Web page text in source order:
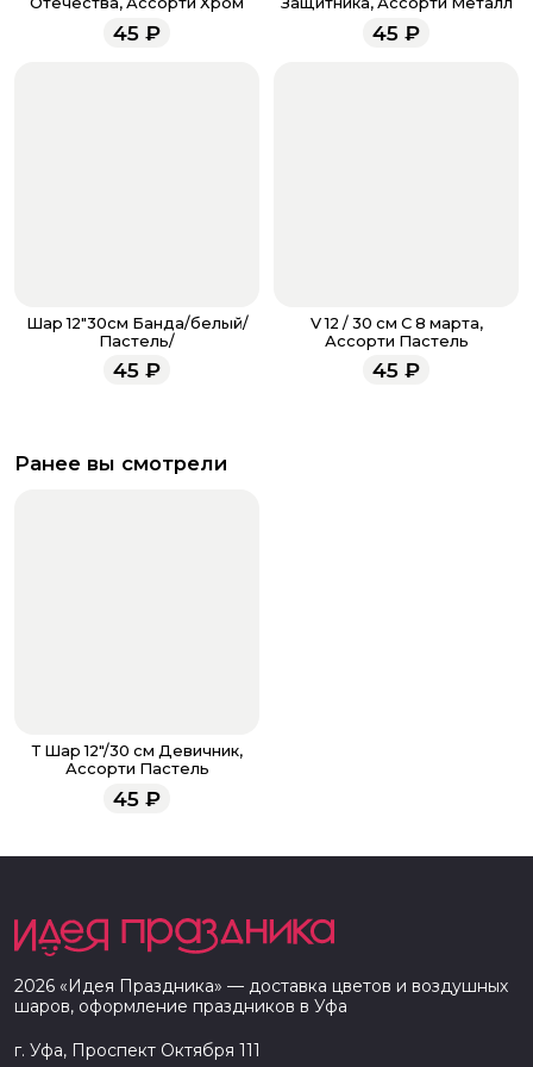
менеджеры работают ежедневно с 9.00 до 23.00 и
всегда рады проконсультировать вас.
45 ₽ 45 ₽
Шар 12"30см Банда/белый/
Пастель/
45 ₽
V 12 / 30 см С 8 марта,
Ассорти Пастель
45 ₽
Ранее вы смотрели
Т Шар 12"/30 см Девичник,
Ассорти Пастель
45 ₽
2026 «Идея Праздника» — доставка цветов и воздушных
шаров, оформление праздников в Уфа
г. Уфа, Проспект Октября 111